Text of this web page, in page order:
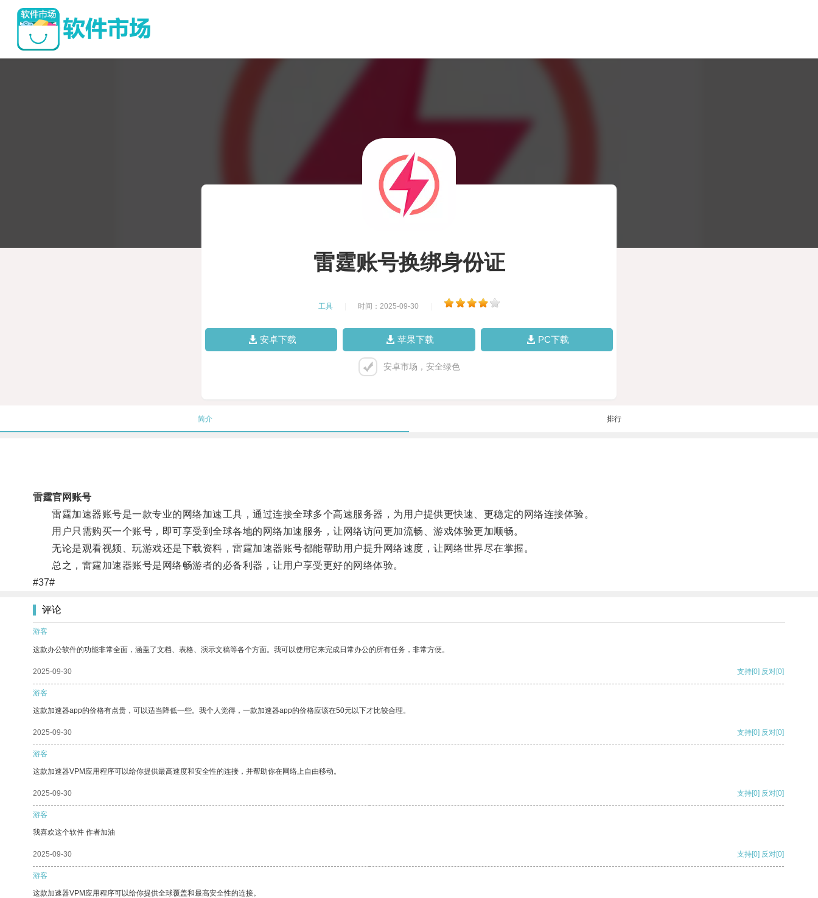
雷霆账号换绑身份证
工具 时间：2025-09-30
安卓下载 苹果下载 PC下载
安卓市场，安全绿色
简介 排行
雷霆官网账号
雷霆加速器账号是一款专业的网络加速工具，通过连接全球多个高速服务器，为用户提供更快速、更稳定的网络连接体验。
用户只需购买一个账号，即可享受到全球各地的网络加速服务，让网络访问更加流畅、游戏体验更加顺畅。
无论是观看视频、玩游戏还是下载资料，雷霆加速器账号都能帮助用户提升网络速度，让网络世界尽在掌握。
总之，雷霆加速器账号是网络畅游者的必备利器，让用户享受更好的网络体验。
#37#
评论
游客
这款办公软件的功能非常全面，涵盖了文档、表格、演示文稿等各个方面。我可以使用它来完成日常办公的所有任务，非常方便。
2025-09-30 支持[0] 反对[0]
游客
这款加速器app的价格有点贵，可以适当降低一些。我个人觉得，一款加速器app的价格应该在50元以下才比较合理。
2025-09-30 支持[0] 反对[0]
游客
这款加速器VPM应用程序可以给你提供最高速度和安全性的连接，并帮助你在网络上自由移动。
2025-09-30 支持[0] 反对[0]
游客
我喜欢这个软件 作者加油
2025-09-30 支持[0] 反对[0]
游客
这款加速器VPM应用程序可以给你提供全球覆盖和最高安全性的连接。